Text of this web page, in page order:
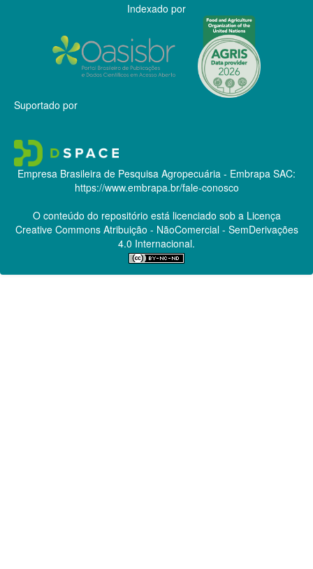
Indexado por
Suportado por
Empresa Brasileira de Pesquisa Agropecuária - Embrapa SAC:
https://www.embrapa.br/fale-conosco
O conteúdo do repositório está licenciado sob a Licença
Creative CommonsAtribuição - NãoComercial - SemDerivações
4.0 Internacional.